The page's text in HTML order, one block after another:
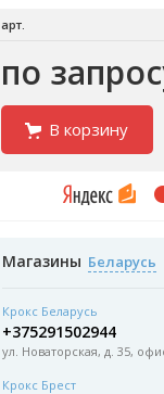
арт.
по
В корзину
Магазины Беларусь
Крокс Беларусь
+375291502944
ул. Новаторская, д. 35,
Крокс Брест